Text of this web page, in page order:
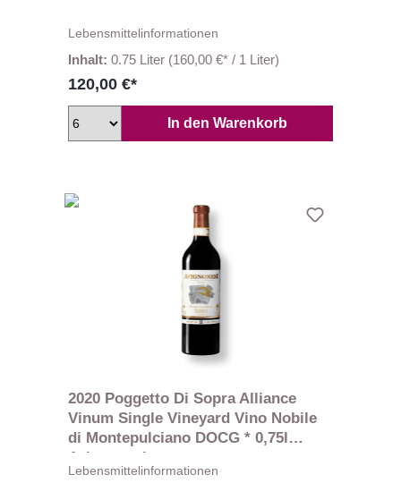
Lebensmittelinformationen
Inhalt: 0.75 Liter (160,00 €* / 1 Liter)
120,00 €*
In den Warenkorb
2020 Poggetto Di Sopra Alliance
Vinum Single Vineyard Vino Nobile
di Montepulciano DOCG * 0,75l
Avignonesi
Lebensmittelinformationen